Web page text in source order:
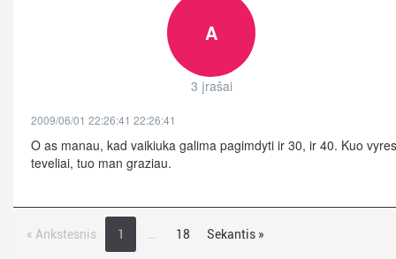
A
3 įrašai
2009/06/01 22:26:41 22:26:41
O as manau, kad vaikiuka galima pagimdyti ir 30, ir 40. Kuo
teveliai, tuo man graziau.
« Ankstesnis 1 18 Sekantis »